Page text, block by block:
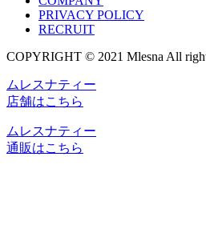
PRIVACY POLICY
RECRUIT
COPYRIGHT © 2021 Mlesna All
ムレスナティー
店舗はこちら
ムレスナティー
通販はこちら